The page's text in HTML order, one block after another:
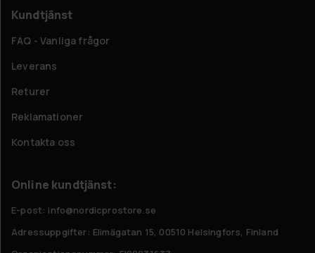
Kundtjänst
FAQ - Vanliga frågor
Leverans
Returer
Reklamationer
Kontakta oss
Online kundtjänst:
E-post: info@nordicprostore.se
Adressuppgifter: Elimägatan 15, 00510 Helsingfors, Finland